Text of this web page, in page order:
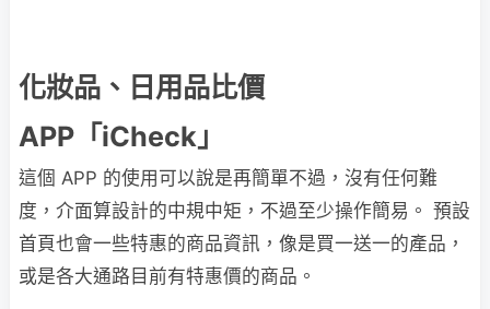
化妝品、日用品比價
APP「iCheck」
這個 APP 的使用可以說是再簡單不過，沒有任何難
度，介面算設計的中規中矩，不過至少操作簡易。 預設
首頁也會一些特惠的商品資訊，像是買一送一的產品，
或是各大通路目前有特惠價的商品。